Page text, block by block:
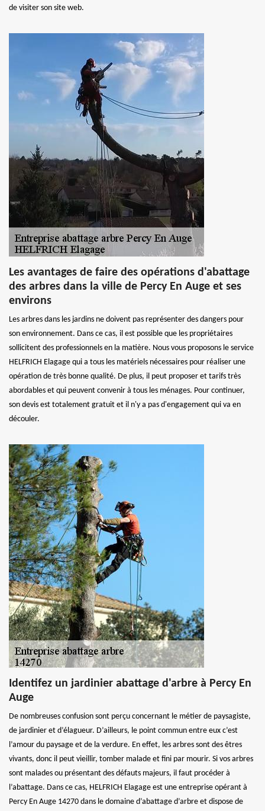
de visiter son site web.
Les avantages de faire des opérations d'abattage
des arbres dans la ville de Percy En Auge et ses
environs
Les arbres dans les jardins ne doivent pas représenter des dangers pour
son environnement. Dans ce cas, il est possible que les propriétaires
sollicitent des professionnels en la matière. Nous vous proposons le service
HELFRICH Elagage qui a tous les matériels nécessaires pour réaliser une
opération de très bonne qualité. De plus, il peut proposer et tarifs très
abordables et qui peuvent convenir à tous les ménages. Pour continuer,
son devis est totalement gratuit et il n'y a pas d'engagement qui va en
découler.
Identifez un jardinier abattage d'arbre à Percy En
Auge
De nombreuses confusion sont perçu concernant le métier de paysagiste,
de jardinier et d’élagueur. D’ailleurs, le point commun entre eux c’est
l’amour du paysage et de la verdure. En effet, les arbres sont des êtres
vivants, donc il peut vieillir, tomber malade et fini par mourir. Si vos arbres
sont malades ou présentant des défauts majeurs, il faut procéder à
l’abattage. Dans ce cas, HELFRICH Elagage est une entreprise opérant à
Percy En Auge 14270 dans le domaine d’abattage d’arbre et dispose de